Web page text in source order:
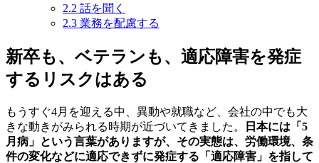
2.2 話を聞く
2.3 業務を配慮する
新卒も、ベテランも、適応障害を発症
するリスクはある
もうすぐ4月を迎える中、異動や就職など、会社の中でも大
きな動きがみられる時期が近づいてきました。
日本には「5
月病」という言葉がありますが、その実態は、労働環境、条
件の変化などに適応できずに発症する「適応障害」を指して